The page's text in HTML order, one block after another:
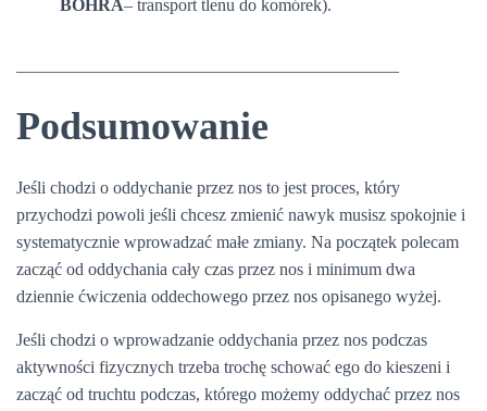
BOHRA– transport tlenu do komórek).
Podsumowanie
Jeśli chodzi o oddychanie przez nos to jest proces, który
przychodzi powoli jeśli chcesz zmienić nawyk musisz spokojnie i
systematycznie wprowadzać małe zmiany. Na początek polecam
zacząć od oddychania cały czas przez nos i minimum dwa
dziennie ćwiczenia oddechowego przez nos opisanego wyżej.
Jeśli chodzi o wprowadzanie oddychania przez nos podczas
aktywności fizycznych trzeba trochę schować ego do kieszeni i
zacząć od truchtu podczas, którego możemy oddychać przez nos